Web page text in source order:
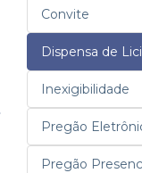
Convite
Dispensa de
Inexigibilidade
Pregão
Pregão